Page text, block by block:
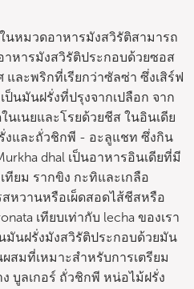
นหมวดอาหารมังสวิรัติสามารถ
าหารมังสวิรัติประกอบด้วยซอส
และพริกที่เรียกว่าซัลซ่า ซึ่งเสิร์ฟ
นมันฝรั่งที่ปรุงจากเปลือก จาก
เนยและโรยด้วยชีส ในอินเดีย
งและถั่วชิกพี - อะลูแชท ซึ่งกิน
dhal เป็นอาหารอินเดียที่มี
ทียม รากขิง กะทิและเกลือ
หวานหรือเผ็ดสอดไส้ชีสหรือ
เทียบเท่ากับ lecha ของเรา
มันฝรั่งมังสวิรัติประกอบด้วยมัน
สมที่เหมาะสำหรับการเตรียม
บูลเกอร์ ถั่วชิกพี หน่อไม้ฝรั่ง